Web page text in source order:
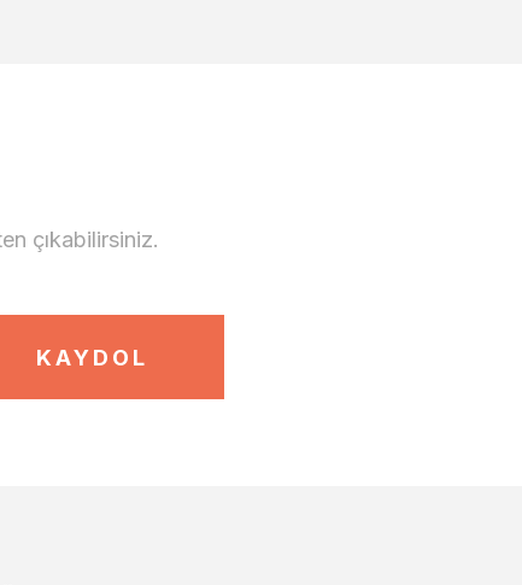
çıkabilirsiniz.
KAYDOL